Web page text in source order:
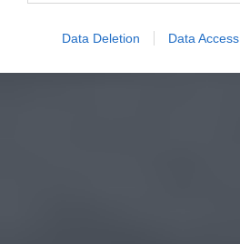
Data Deletion Data Access